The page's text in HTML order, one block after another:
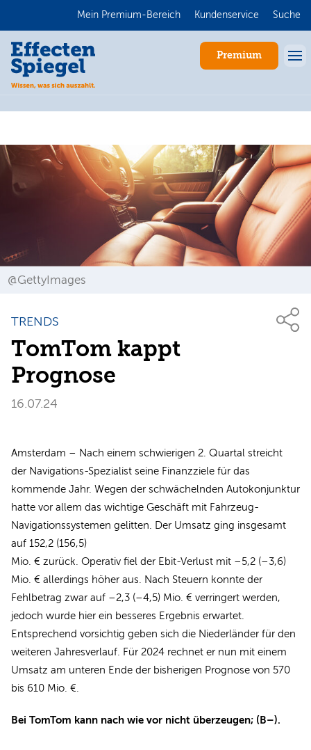
Mein Premium-Bereich Kundenservice Suche
Premium
@GettyImages
TRENDS
TomTom kappt
Prognose
16.07.24
Amsterdam – Nach einem schwierigen 2. Quartal streicht
der Navigations-Spezialist seine Finanzziele für das
kommende Jahr. Wegen der schwächelnden Autokonjunktur
hatte vor allem das wichtige Geschäft mit Fahrzeug-
Navigationssystemen gelitten. Der Umsatz ging insgesamt
auf 152,2 (156,5)
Mio. € zurück. Operativ fiel der Ebit-Verlust mit –5,2 (–3,6)
Mio. € allerdings höher aus. Nach Steuern konnte der
Fehlbetrag zwar auf –2,3 (–4,5) Mio. € verringert werden,
jedoch wurde hier ein besseres Ergebnis erwartet.
Entsprechend vorsichtig geben sich die Niederländer für den
weiteren Jahresverlauf. Für 2024 rechnet er nun mit einem
Umsatz am unteren Ende der bisherigen Prognose von 570
bis 610 Mio. €.
Bei TomTom kann nach wie vor nicht überzeugen; (B–).